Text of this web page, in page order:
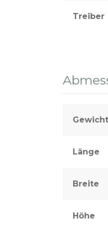
Treiber
Gewicht
Länge
Breite
Höhe